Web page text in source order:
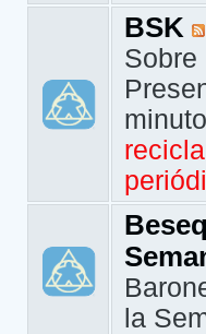
BSK
Sobre
la